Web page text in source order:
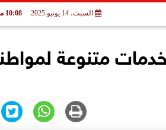
السبت، 14 يونيو 2025 10:08 مـ
متنوعة